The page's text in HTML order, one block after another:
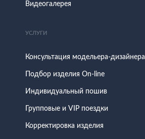
Видеогалерея
УСЛУГИ
Консультация модельера-дизайнера
Подбор изделия On-line
Индивидуальный пошив
Групповые и VIP поездки
Корректировка изделия